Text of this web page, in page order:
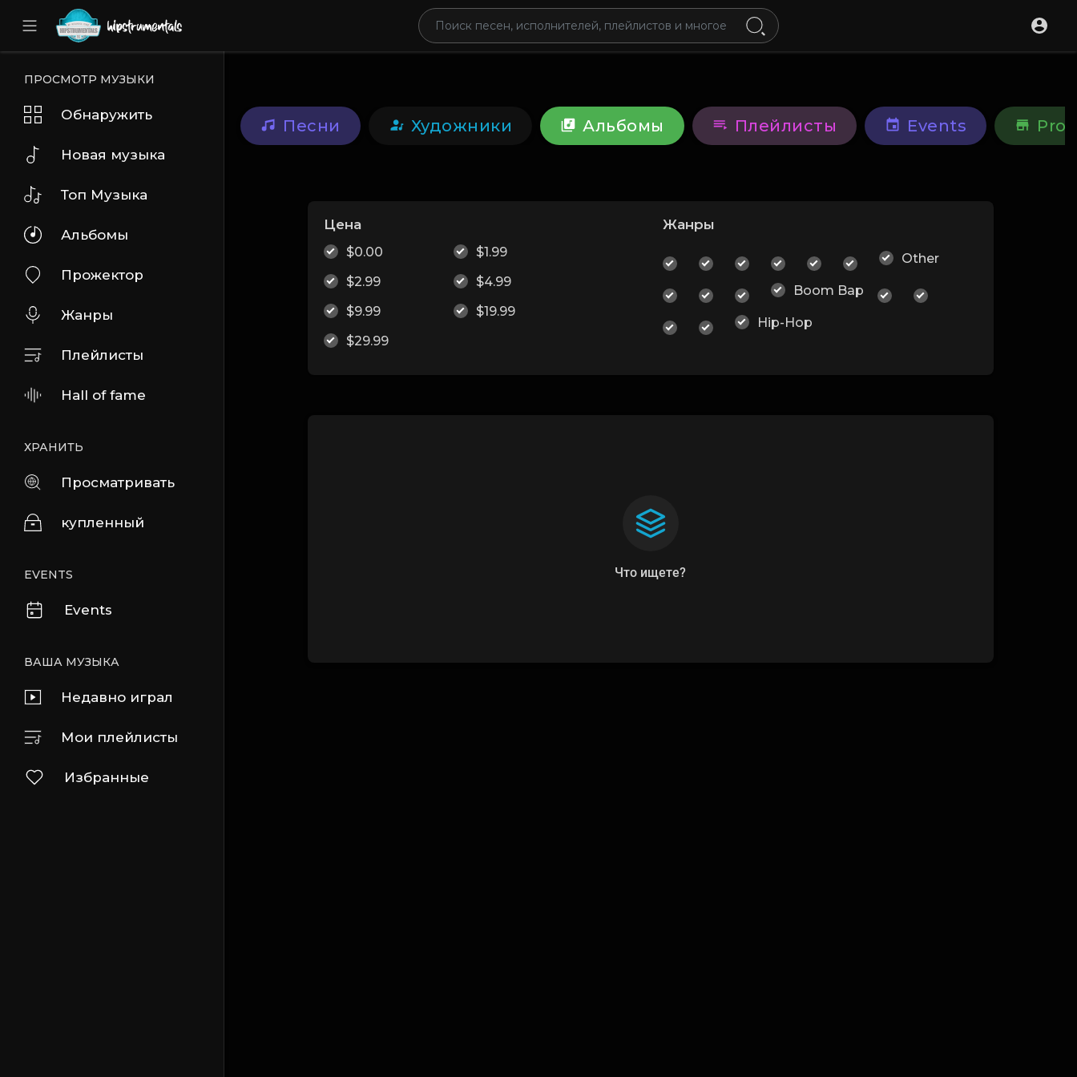
UA-36237165-1
ПРОСМОТР МУЗЫКИ
Обнаружить
Новая музыка
Топ Музыка
Альбомы
Прожектор
Жанры
Плейлисты
Hall of fame
ХРАНИТЬ
Просматривать
купленный
EVENTS
Events
ВАША МУЗЫКА
Недавно играл
Мои плейлисты
Избранные
Песни Художники Альбомы Плейлисты Events
Цена
$0.00
$1.99
$2.99
$4.99
$9.99
$19.99
$29.99
Жанры
Other
Boom Bap
Hip-Hop
Что ищете?